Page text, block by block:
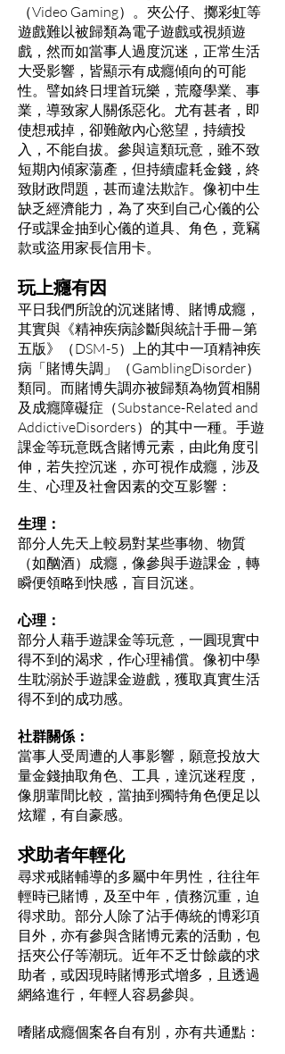
（Video Gaming）。夾公仔、擲彩虹等
遊戲難以被歸類為電子遊戲或視頻遊
戲，然而如當事人過度沉迷，正常生活
大受影響，皆顯示有成癮傾向的可能
性。譬如終日埋首玩樂，荒廢學業、事
業，導致家人關係惡化。尤有甚者，即
使想戒掉，卻難敵內心慾望，持續投
入，不能自拔。參與這類玩意，雖不致
短期內傾家蕩產，但持續虛耗金錢，終
致財政問題，甚而違法欺詐。像初中生
缺乏經濟能力，為了夾到自己心儀的公
仔或課金抽到心儀的道具、角色，竟竊
款或盜用家長信用卡。
玩上癮有因
平日我們所說的沉迷賭博、賭博成癮，
其實與《精神疾病診斷與統計手冊—第
五版》（DSM-5）上的其中一項精神疾
病「賭博失調」（GamblingDisorder）
類同。而賭博失調亦被歸類為物質相關
及成癮障礙症（Substance-Related and
AddictiveDisorders）的其中一種。手遊
課金等玩意既含賭博元素，由此角度引
伸，若失控沉迷，亦可視作成癮，涉及
生、心理及社會因素的交互影響：
生理：
部分人先天上較易對某些事物、物質
（如酗酒）成癮，像參與手遊課金，轉
瞬便領略到快感，盲目沉迷。
心理：
部分人藉手遊課金等玩意，一圓現實中
得不到的渴求，作心理補償。像初中學
生耽溺於手遊課金遊戲，獲取真實生活
得不到的成功感。
社群關係：
當事人受周遭的人事影響，願意投放大
量金錢抽取角色、工具，達沉迷程度，
像朋輩間比較，當抽到獨特角色便足以
炫耀，有自豪感。
求助者年輕化
尋求戒賭輔導的多屬中年男性，往往年
輕時已賭博，及至中年，債務沉重，迫
得求助。部分人除了沾手傳統的博彩項
目外，亦有參與含賭博元素的活動，包
括夾公仔等潮玩。近年不乏廿餘歲的求
助者，或因現時賭博形式增多，且透過
網絡進行，年輕人容易參與。
嗜賭成癮個案各自有別，亦有共通點：